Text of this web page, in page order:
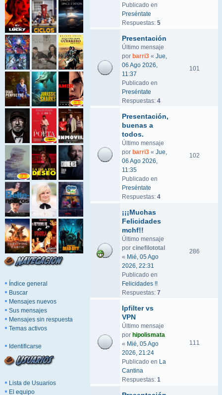
Índice general
Buscar
Mensajes nuevos
Sus mensajes
Mensajes sin respuesta
Temas activos
Identificarse
Lista de Usuarios
El equipo
Publicado en
Preséntate
Respuestas: 5
Presentación
Último mensaje
por barri3 « Jue,
06 Ago 2026,
11:37
Publicado en
Preséntate
Respuestas: 4
101
Presentación,
buenas a
todos.
Último mensaje
por barri3 « Jue,
06 Ago 2026,
11:35
Publicado en
Preséntate
Respuestas: 4
102
¡¡¡Muchas
Felicidades
mchf!!
Último mensaje
por cinefilototal
« Mié, 05 Ago
2026, 22:31
Publicado en
Felicidades !!
Respuestas: 7
286
Ipfilter vs
VPN
Último mensaje
por hipolismata
« Mié, 05 Ago
2026, 21:24
Publicado en La
Cantina
Respuestas: 1
111